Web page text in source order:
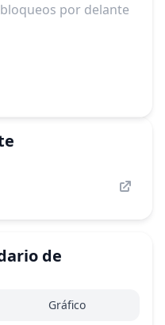
por delante
de
Gráfico